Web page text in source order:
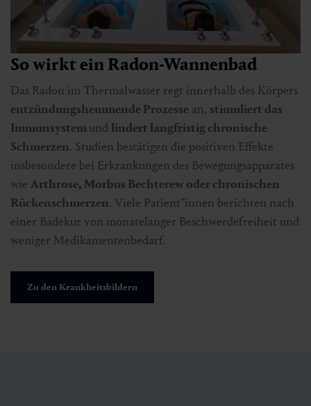
So wirkt ein Radon-Wannenbad
Das Radon im Thermalwasser regt innerhalb des Körpers
entzündungshemmende Prozesse an, stimuliert das
Immunsystemund lindert langfristig chronische
Schmerzen. Studien bestätigen die positiven Effekte
insbesondere bei Erkrankungen des Bewegungsapparates
wie Arthrose, Morbus Bechterew oder chronischen
Rückenschmerzen. Viele Patient*innen berichten nach
einer Badekur von monatelanger Beschwerdefreiheit und
weniger Medikamentenbedarf.
Zu den Krankheitsbildern